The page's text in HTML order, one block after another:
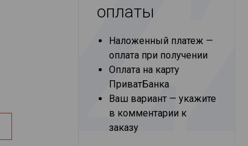
оплаты
Наложенный платеж —
оплата при получении
Оплата на карту
ПриватБанка
Ваш вариант — укажите
в комментарии к
заказу